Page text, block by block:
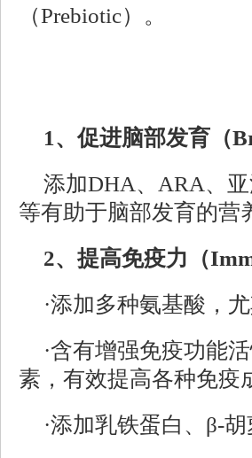
（Prebiotic）。
1、促进脑部发育（
添加DHA、ARA、
等有助于脑部发育的营
2、提高免疫力（
·添加多种氨基酸，
·含有增强免疫功能
素，有效提高各种免疫
·添加乳铁蛋白、β-胡